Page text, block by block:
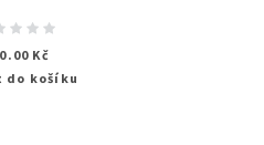
Kč
do košíku